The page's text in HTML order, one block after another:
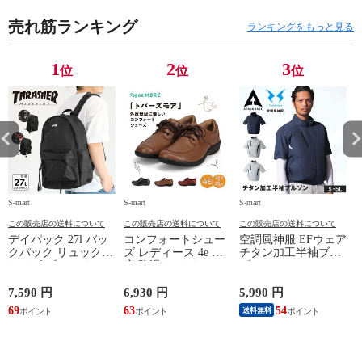
わいい 人気 シル
バー 歩きやすい
ウエッジソール
わいい 人気 シル
バー 歩きやすい
ウエッジソール
わいい 人気 シル
バー 歩きやすい
ウエッジソール
売れ筋ランキング ランキングをもっと見る
1位
S-mart
この販売店の送料について
デイパック 27l バッ
クパック リュック
サイズ ブランド ロ
鞄 機内持ち込み 夏
スラッシャー
THRASHER r1929
7,590 円
69
2位
S-mart
この販売店の送料について
コンフォートシュー
ズ レディース 4e 幅
広 防滑 サイドファ
シューズ 黒 トパー
ズ モア 靴 カジュア
ルシューズ 外反母趾
6,930 円
63
3位
S-mart
この販売店の送料について
空調風神服 EFウェア
チタン加工半袖ブル
ゾン ベスト ファン
ジャケット 遮熱 作
業服 作業着 上着 ア
タックベース KF100
5,990 円
送料無料 54